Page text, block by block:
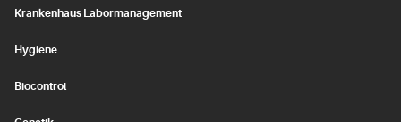
Krankenhaus Labormanagement
Hygiene
Biocontrol